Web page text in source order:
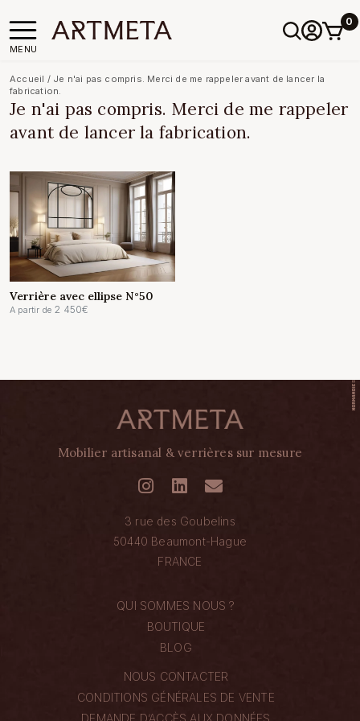
MENU
0
Accueil / Je n'ai pas compris. Merci de me rappeler avant de lancer la
fabrication.
Je n'ai pas compris. Merci de me rappeler
avant de lancer la fabrication.
Verrière avec ellipse N°50
A partir de 2 450€
Mobilier artisanal & verrières sur mesure
3 rue des Goubelins
50440 Beaumont-Hague
FRANCE
QUI SOMMES NOUS ?
BOUTIQUE
BLOG
NOUS CONTACTER
CONDITIONS GÉNÉRALES DE VENTE
DEMANDE D’ACCÈS AUX DONNÉES